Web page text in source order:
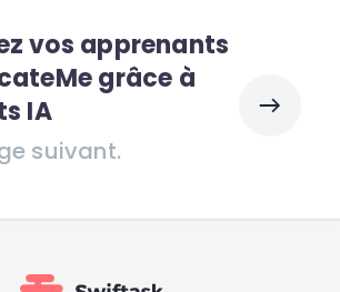
vos apprenants
grâce à
IA
suivant.